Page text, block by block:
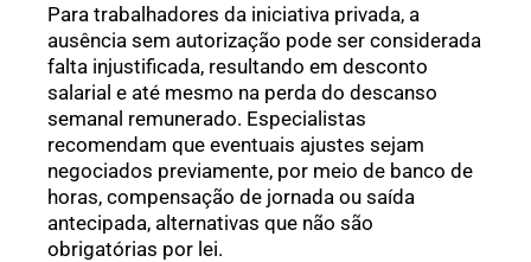
Para trabalhadores da iniciativa privada, a
ausência sem autorização pode ser considerada
falta injustificada, resultando em desconto
salarial e até mesmo na perda do descanso
semanal remunerado. Especialistas
recomendam que eventuais ajustes sejam
negociados previamente, por meio de banco de
horas, compensação de jornada ou saída
antecipada, alternativas que não são
obrigatórias por lei.